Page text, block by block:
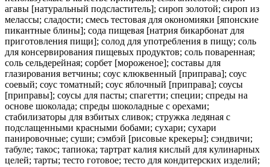
агавы [натуральный подсластитель]; сироп золотой; сироп из
мелассы; сладости; смесь тестовая для окономияки [японские
пикантные блины]; сода пищевая [натрия бикарбонат для
приготовления пищи]; солод для употребления в пищу; соль
для консервирования пищевых продуктов; соль поваренная;
соль сельдерейная; сорбет [мороженое]; составы для
глазирования ветчины; соус клюквенный [приправа]; соус
соевый; соус томатный; соус яблочный [приправа]; соусы
[приправы]; соусы для пасты; спагетти; специи; спреды на
основе шоколада; спреды шоколадные с орехами;
стабилизаторы для взбитых сливок; стружка ледяная с
подслащенными красными бобами; сухари; сухари
панировочные; суши; сэмбэй [рисовые крекеры]; сэндвичи;
табуле; такос; тапиока; тартрат калия кислый для кулинарных
целей; тарты; тесто готовое; тесто для кондитерских изделий;